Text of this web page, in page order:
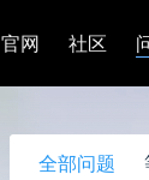
官网 社区
全部问题